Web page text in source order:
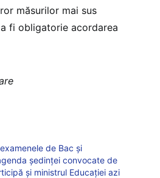
măsurilor mai sus
fi obligatorie acordarea
de Bac și
ședinței convocate de
și ministrul Educației azi